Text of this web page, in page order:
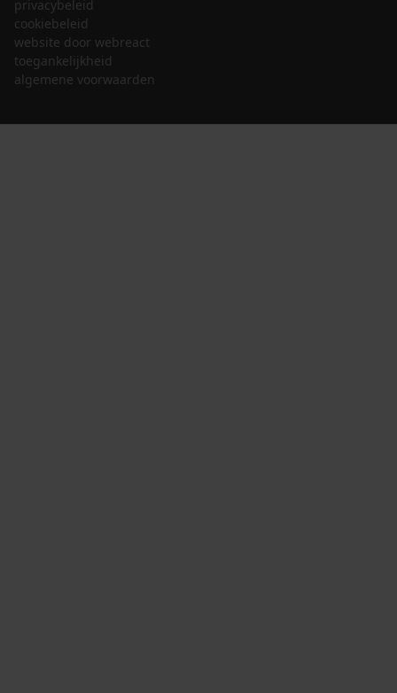
privacybeleid
cookiebeleid
website door webreact
toegankelijkheid
algemene voorwaarden